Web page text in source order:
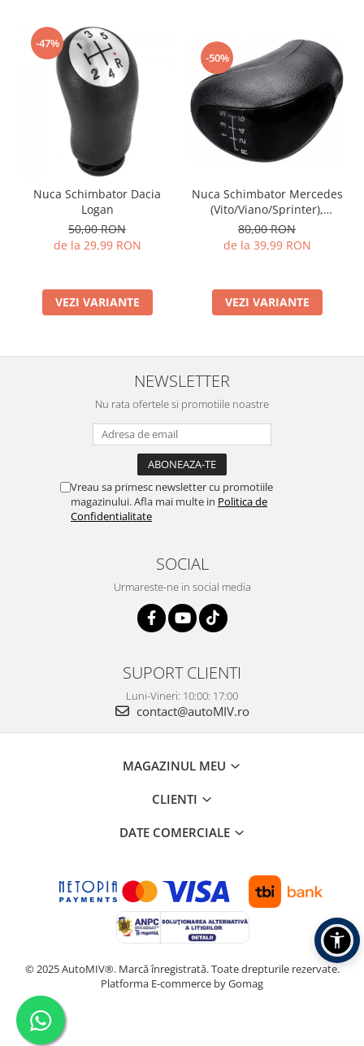
-47%
Nuca Schimbator Dacia
Logan
50,00 RON
de la 29,99 RON
VEZI VARIANTE
-50%
Nuca Schimbator Mercedes
(Vito/Viano/Sprinter),
Volkswagen Crafter
80,00 RON
de la 39,99 RON
VEZI VARIANTE
NEWSLETTER
Nu rata ofertele si promotiile noastre
Vreau sa primesc newsletter cu promotiile
magazinului. Afla mai multe in Politica de
Confidentialitate
SOCIAL
Urmareste-ne in social media
SUPORT CLIENTI
Luni-Vineri: 10:00: 17:00
contact@autoMIV.ro
MAGAZINUL MEU
CLIENTI
DATE COMERCIALE
© 2025 AutoMIV®. Marcă înregistrată. Toate drepturile rezervate.
Platforma E-commerce by Gomag